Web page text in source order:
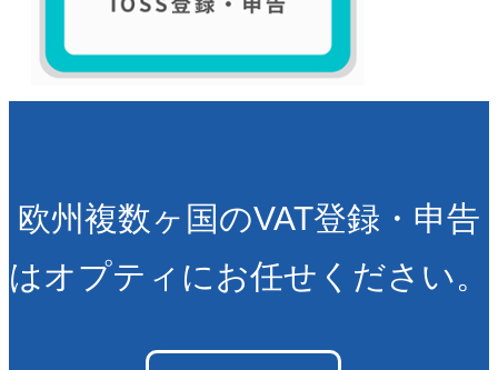
欧州複数ヶ国のVAT登録・申告
はオプティにお任せください。